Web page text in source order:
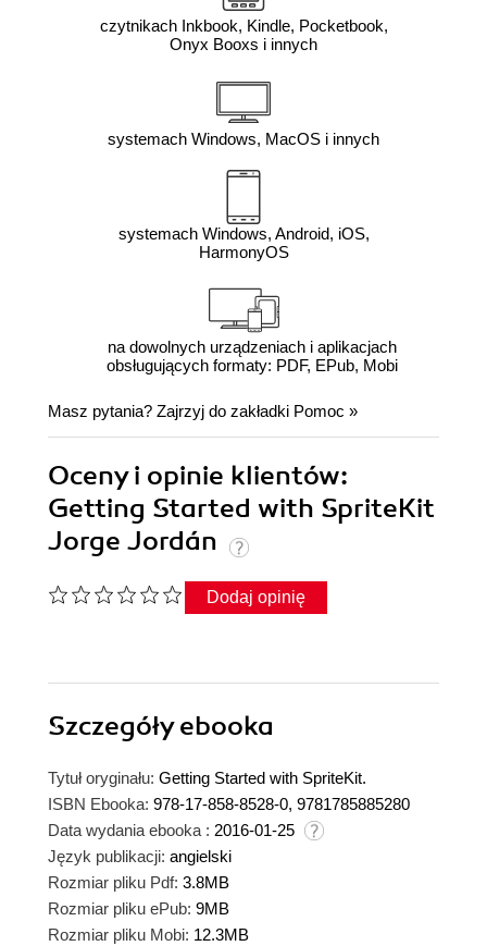
czytnikach Inkbook, Kindle, Pocketbook,
Onyx Booxs i innych
systemach Windows, MacOS i innych
systemach Windows, Android, iOS,
HarmonyOS
na dowolnych urządzeniach i aplikacjach
obsługujących formaty: PDF, EPub, Mobi
Masz pytania? Zajrzyj do zakładki Pomoc »
Oceny i opinie klientów:
Getting Started with SpriteKit
Jorge Jordán
Dodaj opinię
Szczegółyebooka
Tytuł oryginału: Getting Started with SpriteKit.
ISBN Ebooka: 978-17-858-8528-0, 9781785885280
Data wydania ebooka : 2016-01-25
Język publikacji: angielski
Rozmiar pliku Pdf: 3.8MB
Rozmiar pliku ePub: 9MB
Rozmiar pliku Mobi: 12.3MB